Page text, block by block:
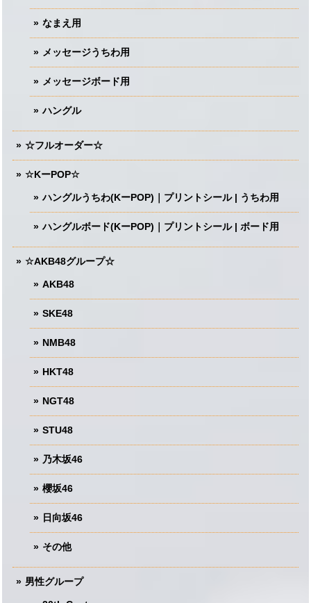
なまえ用
メッセージうちわ用
メッセージボード用
ハングル
☆フルオーダー☆
☆KーPOP☆
ハングルうちわ(KーPOP)｜プリントシール | うちわ用
ハングルボード(KーPOP)｜プリントシール | ボード用
☆AKB48グループ☆
AKB48
SKE48
NMB48
HKT48
NGT48
STU48
乃木坂46
櫻坂46
日向坂46
その他
男性グループ